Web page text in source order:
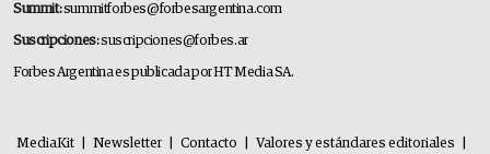
Summit:summitforbes@forbesargentina.com
Suscripciones:suscripciones@forbes.ar
Forbes Argentina es publicada por HT Media SA.
MediaKit Newsletter Contacto Valores y estándares editoriales